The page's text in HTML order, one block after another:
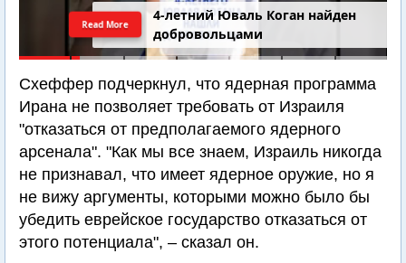
4-летний Юваль Коган найден
добровольцами
Read More
Схеффер подчеркнул, что ядерная программа
Ирана не позволяет требовать от Израиля
"отказаться от предполагаемого ядерного
арсенала". "Как мы все знаем, Израиль никогда
не признавал, что имеет ядерное оружие, но я
не вижу аргументы, которыми можно было бы
убедить еврейское государство отказаться от
этого потенциала", – сказал он.